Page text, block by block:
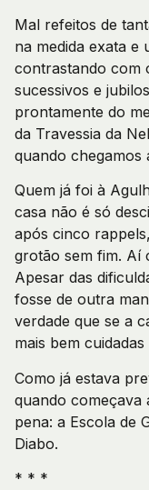
Mal refeitos de
na medida exata e
contrastando com
sucessivos e
prontamente do
da Travessia da
quando chegamos
Quem já foi à
casa não é só
após cinco
grotão sem fim. Aí
Apesar das
fosse de outra
verdade que se a
mais bem
Como já estava
quando começava
pena: a Escola de
Diabo.
* * *